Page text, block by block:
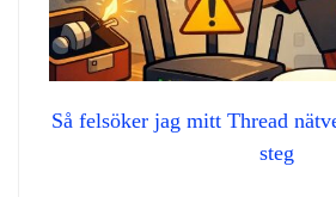
Så felsöker jag mitt Thread
steg